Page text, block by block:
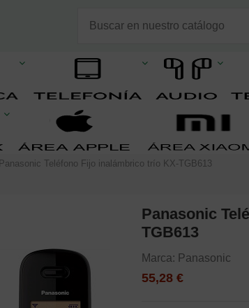
Panasonic Teléfono Fijo inalámbrico trío KX-TGB613
Panasonic
TGB613
Marca: Panasonic
55,28 €